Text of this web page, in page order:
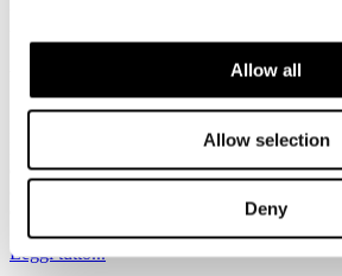
Allow all
Allow selection
Deny
A Milano la presentazione del Rapporto
Bocconi, il convegno “Hotels & Chains
e strategie” realizzato dal MET, Master in
Leggi tutto...